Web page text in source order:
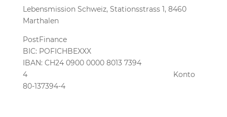
Lebensmission Schweiz, Stationsstrass 1, 8460
Marthalen
PostFinance
BIC: POFICHBEXXX
IBAN: CH24 0900 0000 8013 7394
4 Konto
80-137394-4